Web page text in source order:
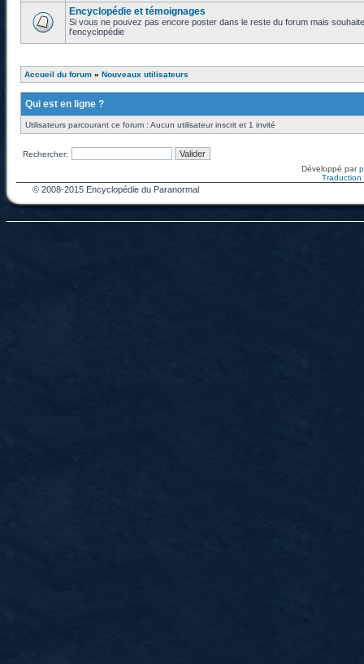
Encyclopédie et témoignages
Si vous ne pouvez pas encore poster dans le reste du forum mais
l'encyclopédie
Accueil du forum » Nouveaux utilisateurs
Qui est en ligne ?
Utilisateurs parcourant ce forum : Aucun utilisateur inscrit et 1 invité
Rechercher:
Développé par
Traduction
© 2008-2015 Encyclopédie du Paranormal